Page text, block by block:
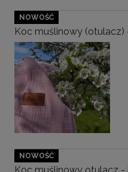
Koc muślinowy (otulacz)
NOWOŚĆ
NOWOŚĆ